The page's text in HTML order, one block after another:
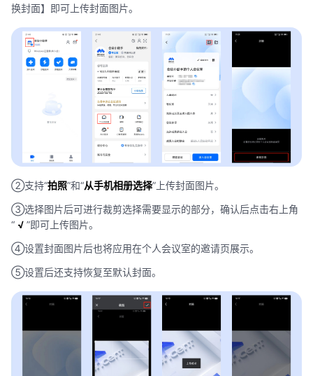
换封面】即可上传封面图片。
②支持“拍照”和“从手机相册选择”上传封面图片。
③选择图片后可进行裁剪选择需要显示的部分，确认后点击右上角
“ √ ”即可上传图片。
④设置封面图片后也将应用在个人会议室的邀请页展示。
⑤设置后还支持恢复至默认封面。